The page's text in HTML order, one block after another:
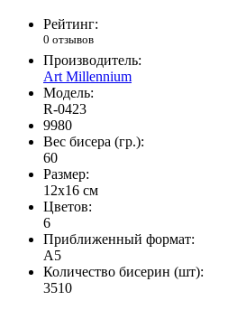
Рейтинг:
0 отзывов
Производитель:
Art Millennium
Модель:
R-0423
9980
Вес бисера (гр.):
60
Размер:
12x16 см
Цветов:
6
Приближенный формат:
A5
Количество бисерин (шт):
3510